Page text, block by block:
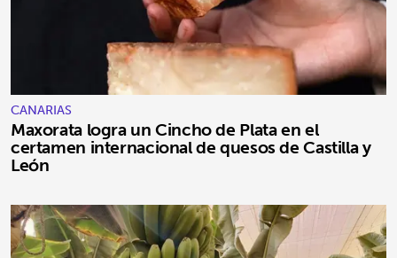
CANARIAS
Maxorata logra un Cincho de Plata en el
certamen internacional de quesos de Castilla y
León